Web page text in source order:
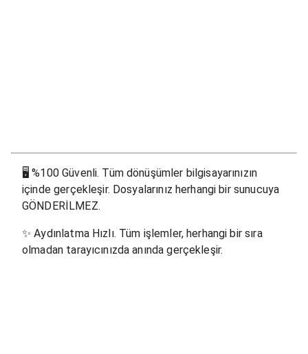
🖥%100 Güvenli. Tüm dönüşümler bilgisayarınızın
içinde gerçekleşir. Dosyalarınız herhangi bir sunucuya
GÖNDERİLMEZ.
✨Aydınlatma Hızlı. Tüm işlemler, herhangi bir sıra
olmadan tarayıcınızda anında gerçekleşir.